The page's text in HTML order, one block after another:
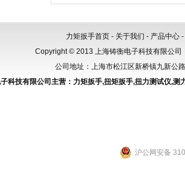
力矩扳手首页 - 关于我们 - 产品中心 -
Copyright © 2013 上海铸衡电子科技有限公
公司地址：上海市松江区新桥镇九新
科技有限公司主营： 力矩扳手,扭矩扳手,扭力测试仪,测
沪公网安备